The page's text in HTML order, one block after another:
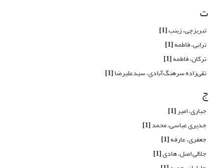
ت
تبریزچی، زینب[1]
ترابی، فاطمه[1]
ترکان، فاطمه[1]
تقی‌زاده سرهنگ‌آبادی، سیدعلیرضا[1]
ج
جباری، امیر[1]
جدیری عباسی، محمد[1]
جعفری، عارفه[1]
جلالی اصل، هادی[1]